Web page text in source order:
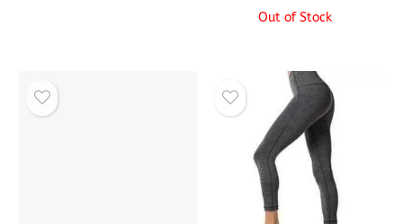
Out of Stock